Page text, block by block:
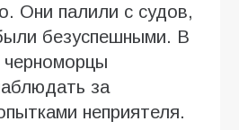
Они палили с судов,
безуспешными. В
за
неприятеля.